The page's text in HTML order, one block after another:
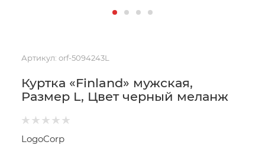
Артикул: orf-5094243L
Куртка «Finland» мужская,
Размер L, Цвет черный меланж
LogoCorp